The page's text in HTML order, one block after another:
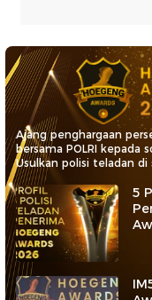
Ajang penghargaan
bersama POLRI kepada
Usulkan polisi teladan di
5